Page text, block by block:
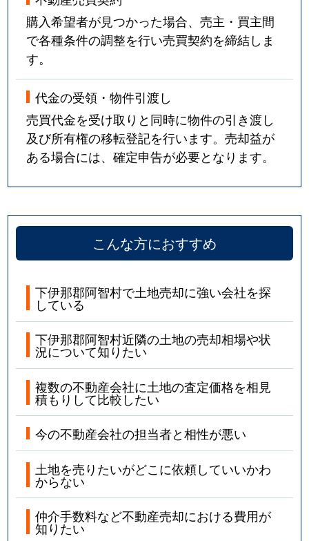
購入希望者が見つかった場合、売主・買主間
で各種条件の調整を行い売買契約を締結しま
す。
代金の受領・物件引渡し
売買代金を受け取りと同時に物件の引き渡し
及び所有権の移転登記を行います。売却益が
ある場合には、確定申告が必要となります。
こんな方におすすめ
下伊那郡阿智村で土地売却に強い会社を探
している
下伊那郡阿智村近隣の土地の売却相場や状
況について知りたい
複数の不動産会社に土地の査定価格を相見
積もりして比較したい
今の不動産会社の担当者と相性が悪い
土地を売りたいがどこに依頼していいかわ
からない
仲介手数料など不動産売却における費用が
知りたい